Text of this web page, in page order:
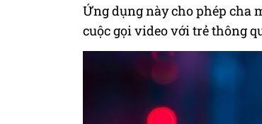
Ứng dụng này cho phép cha
cuộc gọi video với trẻ thông